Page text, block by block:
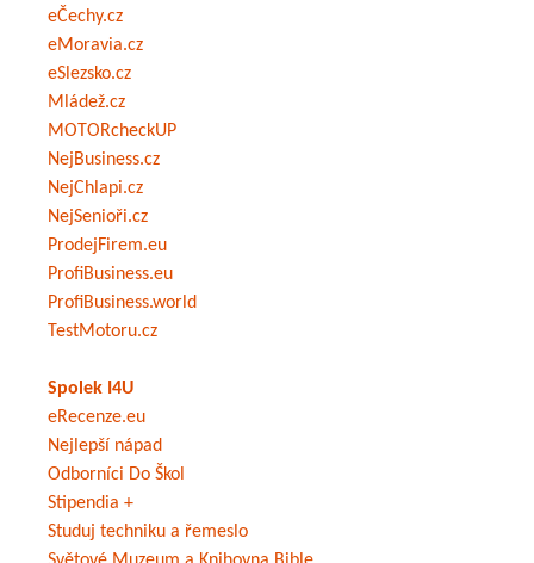
eČechy.cz
eMoravia.cz
eSlezsko.cz
Mládež.cz
MOTORcheckUP
NejBusiness.cz
NejChlapi.cz
NejSenioři.cz
ProdejFirem.eu
ProfiBusiness.eu
ProfiBusiness.world
TestMotoru.cz
Spolek I4U
eRecenze.eu
Nejlepší nápad
Odborníci Do Škol
Stipendia +
Studuj techniku a řemeslo